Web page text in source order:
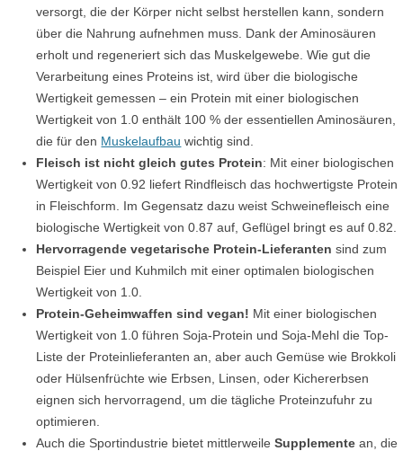
versorgt, die der Körper nicht selbst herstellen kann, sondern
über die Nahrung aufnehmen muss. Dank der Aminosäuren
erholt und regeneriert sich das Muskelgewebe. Wie gut die
Verarbeitung eines Proteins ist, wird über die biologische
Wertigkeit gemessen – ein Protein mit einer biologischen
Wertigkeit von 1.0 enthält 100 % der essentiellen Aminosäuren,
die für den Muskelaufbau wichtig sind.
Fleisch ist nicht gleich gutes Protein: Mit einer biologischen
Wertigkeit von 0.92 liefert Rindfleisch das hochwertigste Protein
in Fleischform. Im Gegensatz dazu weist Schweinefleisch eine
biologische Wertigkeit von 0.87 auf, Geflügel bringt es auf 0.82.
Hervorragende vegetarische Protein-Lieferanten sind zum
Beispiel Eier und Kuhmilch mit einer optimalen biologischen
Wertigkeit von 1.0.
Protein-Geheimwaffen sind vegan! Mit einer biologischen
Wertigkeit von 1.0 führen Soja-Protein und Soja-Mehl die Top-
Liste der Proteinlieferanten an, aber auch Gemüse wie Brokkoli
oder Hülsenfrüchte wie Erbsen, Linsen, oder Kichererbsen
eignen sich hervorragend, um die tägliche Proteinzufuhr zu
optimieren.
Auch die Sportindustrie bietet mittlerweileSupplemente an, die